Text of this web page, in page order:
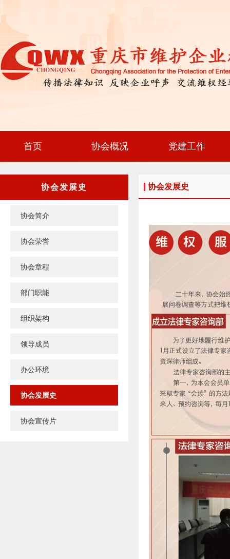
首页 协会概况 党建工作
协会发展史
协会简介
协会荣誉
协会章程
部门职能
组织架构
领导成员
办公环境
协会发展史
协会宣传片
协会发展史